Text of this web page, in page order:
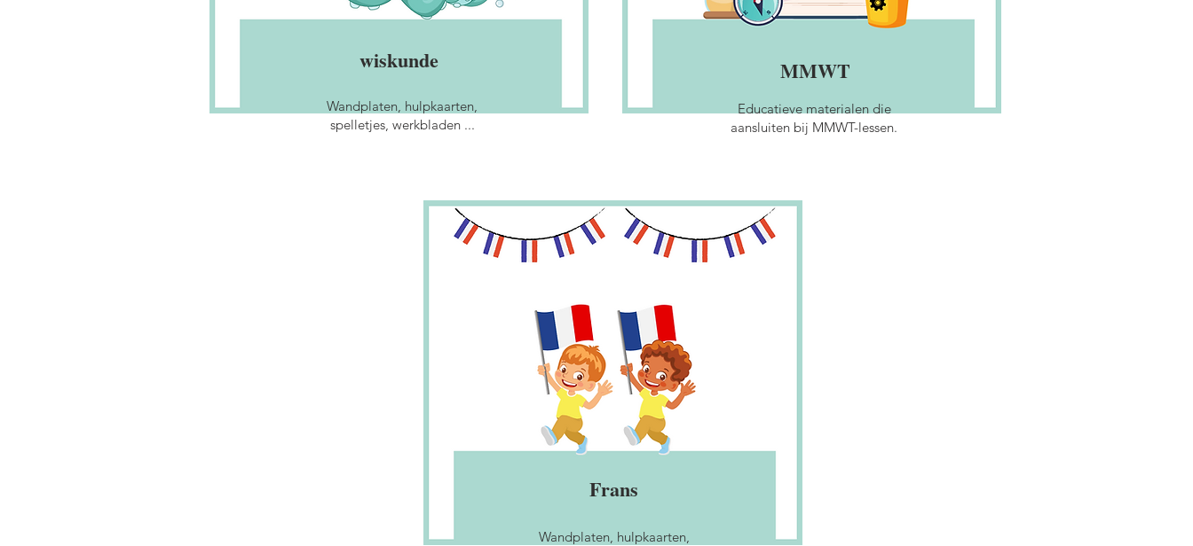
Wandplaten, hulpkaarten,
spelletjes, werkbladen ...
wiskunde MMWT
Educatieve materialen die
aansluiten bij MMWT-lessen.
Frans
Wandplaten, hulpkaarten,